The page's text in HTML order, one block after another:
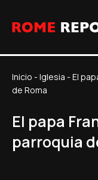
Inicio - Iglesia - El
de Roma
El papa
parroquia